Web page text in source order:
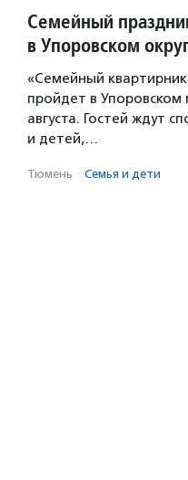
Семейный
в Упоровском
«Семейный
пройдет в Упоровском
августа. Гостей ждут
и детей,…
Тюмень · Семья и дети